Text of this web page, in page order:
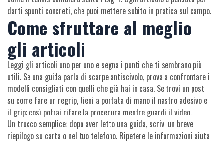
darti spunti concreti, che puoi mettere subito in pratica sul campo.
Come sfruttare al meglio
gli articoli
Leggi gli articoli uno per uno e segna i punti che ti sembrano più
utili. Se una guida parla di scarpe antiscivolo, prova a confrontare i
modelli consigliati con quelli che già hai in casa. Se trovi un post
su come fare un regrip, tieni a portata di mano il nastro adesivo e
il grip: così potrai rifare la procedura mentre guardi il video.
Un trucco semplice: dopo aver letto una guida, scrivi un breve
riepilogo su carta o nel tuo telefono. Ripetere le informazioni aiuta